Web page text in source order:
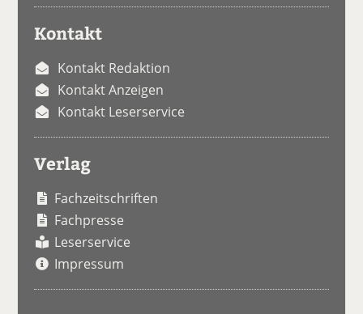
Kontakt
Kontakt Redaktion
Kontakt Anzeigen
Kontakt Leserservice
Verlag
Fachzeitschriften
Fachpresse
Leserservice
Impressum